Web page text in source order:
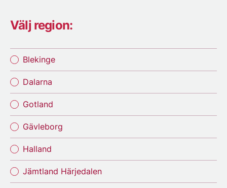
Välj region:
Blekinge
Dalarna
Gotland
Gävleborg
Halland
Jämtland Härjedalen